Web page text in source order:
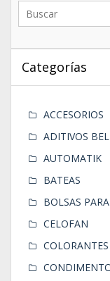
Categorías
ACCESORIOS
ADITIVOS
AUTOMATIK
BATEAS
BOLSAS
CELOFAN
COLORANTES